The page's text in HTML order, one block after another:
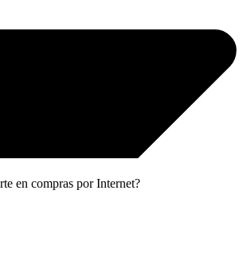
en compras por Internet?